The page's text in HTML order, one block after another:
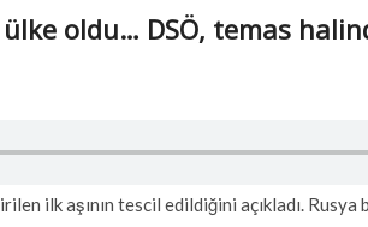
ülke oldu… DSÖ, temas
ilk aşının tescil edildiğini açıkladı. Rusya